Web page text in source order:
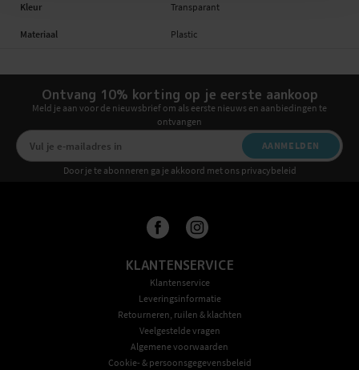
Kleur Transparant
Materiaal Plastic
Ontvang 10% korting op je eerste aankoop
Meld je aan voor de nieuwsbrief om als eerste nieuws en aanbiedingen te
ontvangen
AANMELDEN
Door je te abonneren ga je akkoord met ons privacybeleid
KLANTENSERVICE
Klantenservice
Leveringsinformatie
Retourneren, ruilen & klachten
Veelgestelde vragen
Algemene voorwaarden
Cookie- & persoonsgegevensbeleid